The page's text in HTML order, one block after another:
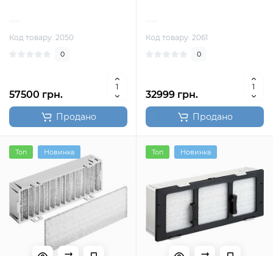
Код товару: 2050
0
57500 грн.
Продано
Код товару: 2061
0
32999 грн.
Продано
Топ Новинка Топ Новинка